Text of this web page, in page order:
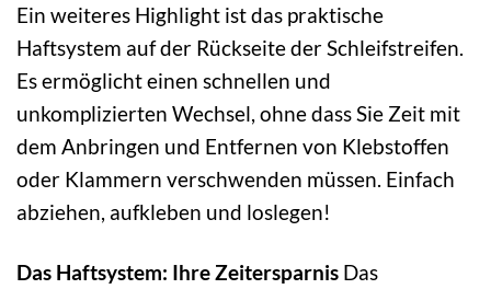
Ein weiteres Highlight ist das praktische
Haftsystem auf der Rückseite der Schleifstreifen.
Es ermöglicht einen schnellen und
unkomplizierten Wechsel, ohne dass Sie Zeit mit
dem Anbringen und Entfernen von Klebstoffen
oder Klammern verschwenden müssen. Einfach
abziehen, aufkleben und loslegen!
Das Haftsystem: Ihre Zeitersparnis Das